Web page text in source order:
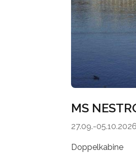
MS
27.09.-05.10.2026
Doppelkabine